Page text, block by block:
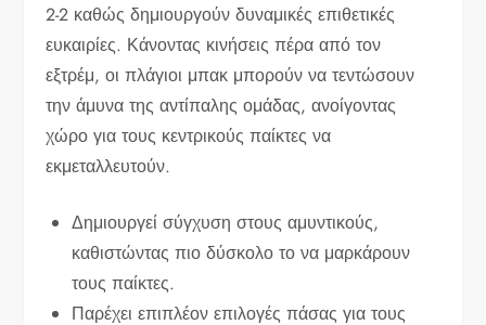
2-2 καθώς δημιουργούν δυναμικές επιθετικές
ευκαιρίες. Κάνοντας κινήσεις πέρα από τον
εξτρέμ, οι πλάγιοι μπακ μπορούν να τεντώσουν
την άμυνα της αντίπαλης ομάδας, ανοίγοντας
χώρο για τους κεντρικούς παίκτες να
εκμεταλλευτούν.
Δημιουργεί σύγχυση στους αμυντικούς,
καθιστώντας πιο δύσκολο το να μαρκάρουν
τους παίκτες.
Παρέχει επιπλέον επιλογές πάσας για τους